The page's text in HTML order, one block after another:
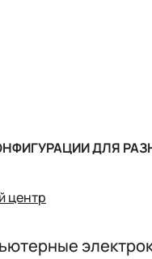
ДЛЯ
центр